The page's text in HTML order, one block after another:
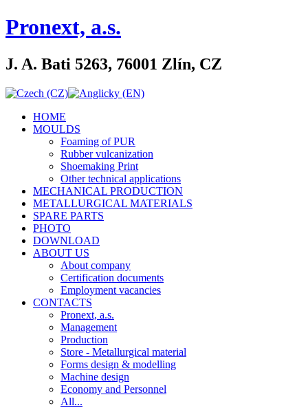
Pronext, a.s.
J. A. Bati 5263, 76001 Zlín, CZ
HOME
MOULDS
Foaming of PUR
Rubber vulcanization
Shoemaking Print
Other technical applications
MECHANICAL PRODUCTION
METALLURGICAL MATERIALS
SPARE PARTS
PHOTO
DOWNLOAD
ABOUT US
About company
Certification documents
Employment vacancies
CONTACTS
Pronext, a.s.
Management
Production
Store - Metallurgical material
Forms design & modelling
Machine design
Economy and Personnel
All...